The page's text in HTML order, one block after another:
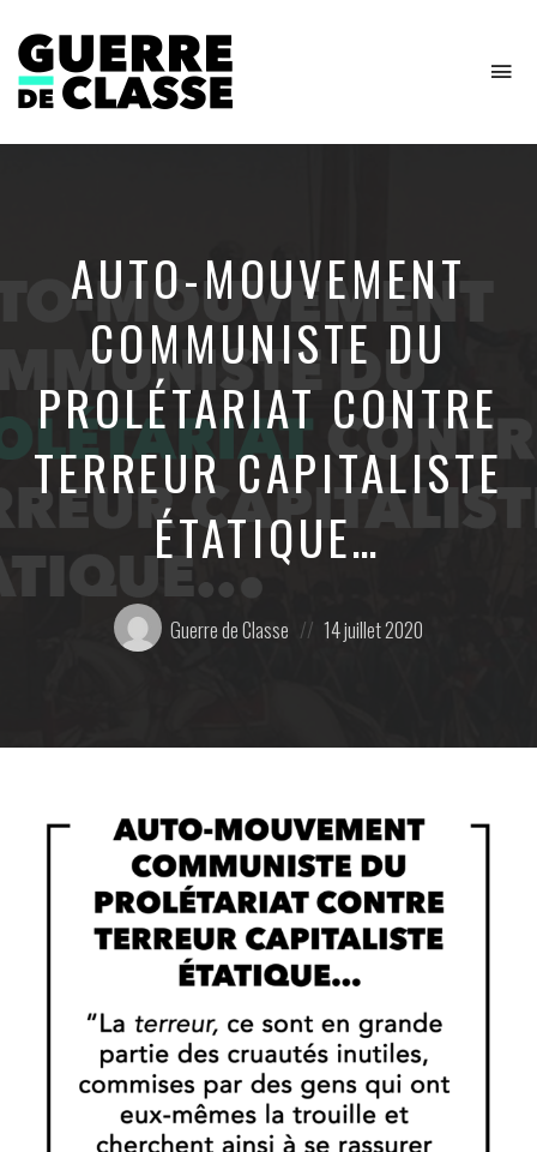
de
AUTO-MOUVEMENT
COMMUNISTE DU
PROLÉTARIAT CONTRE
TERREUR CAPITALISTE
ÉTATIQUE…
Posté
par:
Guerre de Classe
on
14 juillet 2020